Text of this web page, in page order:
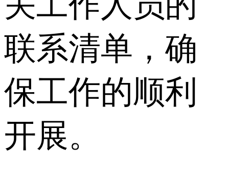
联系清单，确
保工作的顺利
开展。